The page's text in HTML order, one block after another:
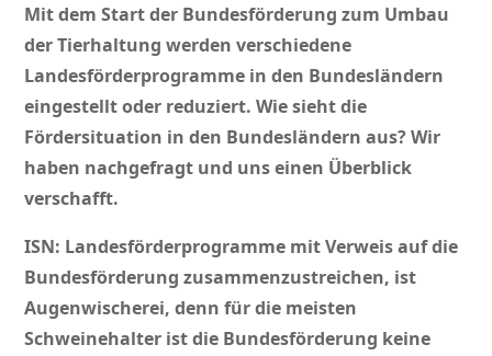
Mitdem Start der Bundesförderung zum Umbau
der Tierhaltung werden verschiedene
Landesförderprogramme in den Bundesländern
eingestellt oder reduziert. Wie sieht die
Fördersituation in den Bundesländern aus? Wir
haben nachgefragt und uns einen Überblick
verschafft.
ISN: Landesförderprogramme mit Verweis auf die
Bundesförderung zusammenzustreichen, ist
Augenwischerei, denn für die meisten
Schweinehalter ist die Bundesförderung keine